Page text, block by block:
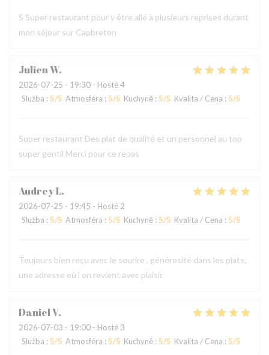
S Super restaurant pour y être allé à plusieurs reprises durant
mon séjour sur Capbreton
JulienW
2026-07-25 - 19:30 - Hosté 4
Služba : 5/5 Atmosféra : 5/5 Kuchyně : 5/5 Kvalita / Cena : 5/5
Super restaurant Des plat de qualité et un personnel au top
super gentil Merci pour ce repas
AudreyL
2026-07-25 - 19:45 - Hosté 2
Služba : 5/5 Atmosféra : 5/5 Kuchyně : 5/5 Kvalita / Cena : 5/5
Toujours bien reçu avec le sourire , générosité dans les plats,
une adresse où l on revient avec plaisir.
DanielV
2026-07-03 - 19:00 - Hosté 3
Služba : 5/5 Atmosféra : 5/5 Kuchyně : 5/5 Kvalita / Cena : 5/5